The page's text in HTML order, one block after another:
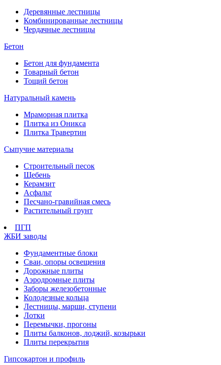
Деревянные лестницы
Комбинированные лестницы
Чердачные лестницы
Бетон
Бетон для фундамента
Товарный бетон
Тощий бетон
Натуральный камень
Мраморная плитка
Плитка из Оникса
Плитка Травертин
Сыпучие материалы
Строительный песок
Щебень
Керамзит
Асфальт
Песчано-гравийная смесь
Растительный грунт
ПГП
ЖБИ заводы
Фундаментные блоки
Сваи, опоры освещения
Дорожные плиты
Аэродромные плиты
Заборы железобетонные
Колодезные кольца
Лестницы, марши, ступени
Лотки
Перемычки, прогоны
Плиты балконов, лоджий, козырьки
Плиты перекрытия
Гипсокартон и профиль